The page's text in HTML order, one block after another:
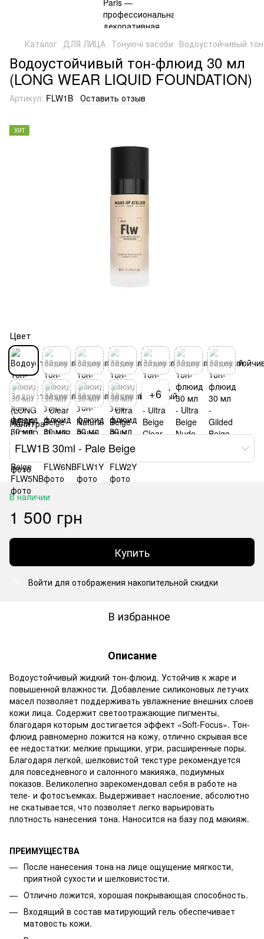
Каталог ДЛЯ ЛИЦА Тонуючі засоби Водоустойчивый
Водоустойчивый тон-флюид 30 мл
(LONG WEAR LIQUID FOUNDATION)
Артикул: FLW1B Оставить отзыв
ХИТ
Цвет
+6
Палитра
FLW1B 30ml - Pale Beige
В наличии
1 500 грн
Купить
Войти для отображения накопительной скидки
В избранное
Описание
Водоустойчивый жидкий тон-флюид. Устойчив к жаре и
повышенной влажности. Добавление силиконовых летучих
масел позволяет поддерживать увлажнение внешних слоев
кожи лица. Содержит светоотражающие пигменты,
благодаря которым достигается эффект «Soft-Focus». Тон-
флюид равномерно ложится на кожу, отлично скрывая все
ее недостатки: мелкие прыщики, угри, расширенные поры.
Благодаря легкой, шелковистой текстуре рекомендуется
для повседневного и салонного макияжа, подиумных
показов. Великолепно зарекомендовал себя в работе на
теле- и фотосъемках. Выдерживает наслоение, абсолютно
не скатывается, что позволяет легко варьировать
плотность нанесения тона. Наносится на базу под макияж.
ПРЕИМУЩЕСТВА
После нанесения тона на лице ощущение мягкости,
приятной сухости и шелковистости.
Отлично ложится, хорошая покрывающая способность.
Входящий в состав матирующий гель обеспечивает
матовость кожи.